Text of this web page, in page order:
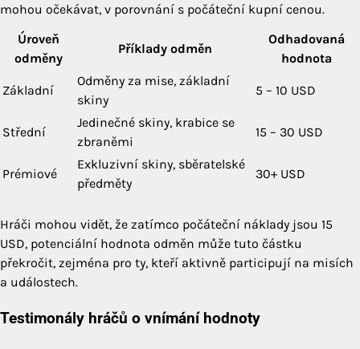
mohou očekávat, v porovnání s počáteční kupní cenou.
Úroveň
odměny
Příklady odměn
Odhadovaná
hodnota
Základní
Odměny za mise, základní
skiny
5 – 10 USD
Střední
Jedinečné skiny, krabice se
zbraněmi
15 – 30 USD
Prémiové
Exkluzivní skiny, sběratelské
předměty
30+ USD
Hráči mohou vidět, že zatímco počáteční náklady jsou 15
USD, potenciální hodnota odměn může tuto částku
překročit, zejména pro ty, kteří aktivně participují na misích
a událostech.
Testimonály hráčů o vnímání hodnoty